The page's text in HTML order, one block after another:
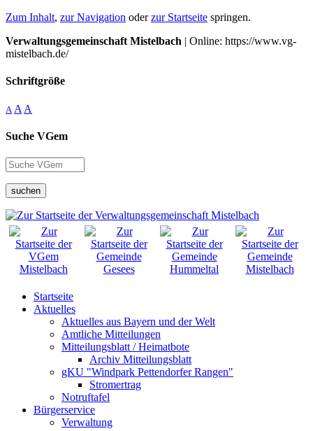
Zum Inhalt, zur Navigation oderzur Startseite springen.
Verwaltungsgemeinschaft Mistelbach | Online: https://www.vg-
mistelbach.de/
Schriftgröße
A A A
Suche VGem
suchen
Startseite
Aktuelles
Aktuelles aus Bayern und der Welt
Amtliche Mitteilungen
Mitteilungsblatt / Heimatbote
Archiv Mitteilungsblatt
gKU "Windpark Pettendorfer Rangen"
Stromertrag
Notruftafel
Bürgerservice
Verwaltung